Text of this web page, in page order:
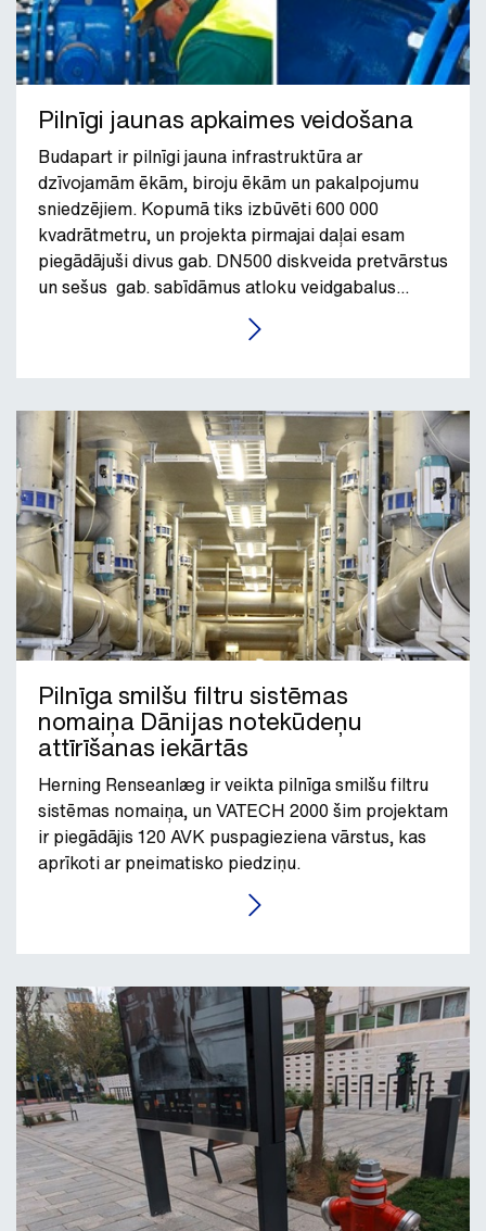
Pilnīgi jaunas apkaimes veidošana
Budapart ir pilnīgi jauna infrastruktūra ar
dzīvojamām ēkām, biroju ēkām un pakalpojumu
sniedzējiem. Kopumā tiks izbūvēti 600 000
kvadrātmetru, un projekta pirmajai daļai esam
piegādājuši divus gab. DN500 diskveida pretvārstus
un sešus gab. sabīdāmus atloku veidgabalus
LASĪT RAKSTU
Pilnīga smilšu filtru sistēmas
nomaiņa Dānijas notekūdeņu
attīrīšanas iekārtās
Herning Renseanlæg ir veikta pilnīga smilšu filtru
sistēmas nomaiņa, un VATECH 2000 šim projektam
ir piegādājis 120 AVK puspagieziena vārstus, kas
aprīkoti ar pneimatisko piedziņu.
LASĪT RAKSTU